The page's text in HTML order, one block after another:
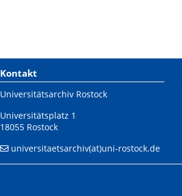
Kontakt
Universitätsarchiv Rostock
Universitätsplatz 1
18055 Rostock
universitaetsarchiv(at)uni-rostock.de